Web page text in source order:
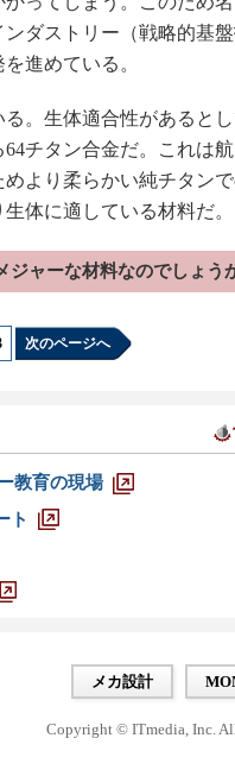
ダストリー（戦略的基
進めている。
。生体適合性があると
チタン合金だ。これは
より柔らかい純チタン
体に適している材料だ。
ャーな材料なのでしょう
次のページへ
教育の現場
ト
メカ設計
Copyright © ITmedia, Inc.